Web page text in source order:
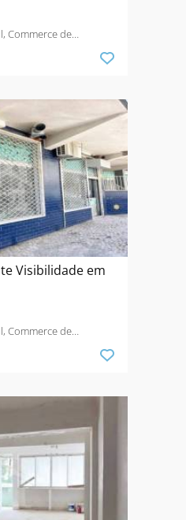
Commerce de
Visibilidade em
Commerce de